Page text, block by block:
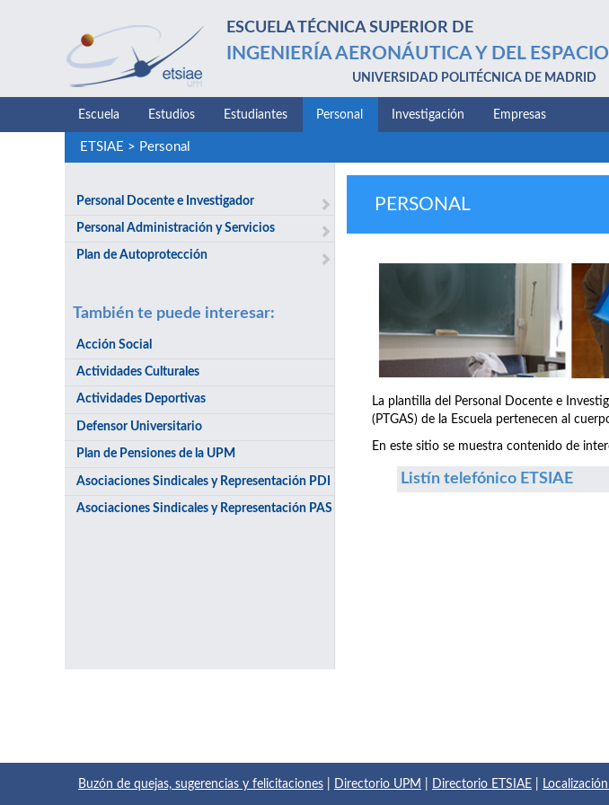
ESCUELA TÉCNICA SUPERIOR DE
INGENIERÍA AERONÁUTICA Y DEL ESPACIO
UNIVERSIDAD POLITÉCNICA DE MADRID
Escuela Estudios Estudiantes Personal Investigación Empresas
ETSIAE > Personal
Personal Docente e Investigador
Personal Administración y Servicios
Plan de Autoprotección
También te puede interesar:
Acción Social
Actividades Culturales
Actividades Deportivas
Defensor Universitario
Plan de Pensiones de la UPM
Asociaciones Sindicales y Representación PDI
Asociaciones Sindicales y Representación PAS
PERSONAL
La plantilla del Personal Docente e
(PTGAS) de la Escuela pertenecen al
En este sitio se muestra contenido de
Listín telefónico ETSIAE
Buzón de quejas, sugerencias y felicitaciones Directorio UPM Directorio ETSIAE